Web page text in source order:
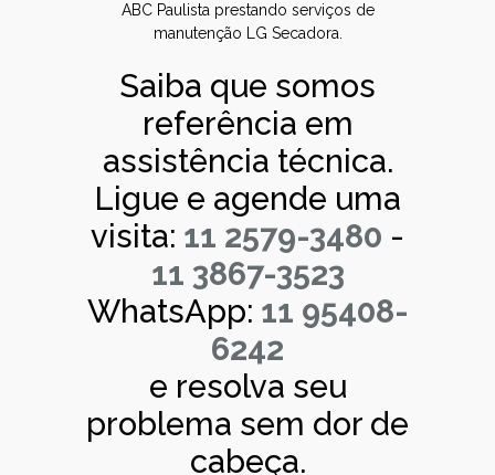
ABC Paulista prestando serviços de
manutenção LG Secadora.
Saiba que somos
referência em
assistência técnica.
Ligue e agende uma
visita: 11 2579-3480 -
11 3867-3523
WhatsApp: 11 95408-
6242
e resolva seu
problema sem dor de
cabeça.